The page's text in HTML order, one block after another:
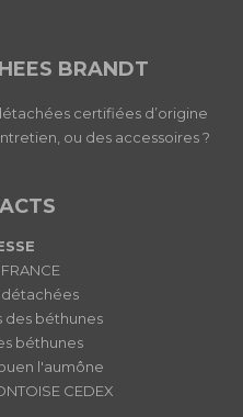
BRANDT
certifiées d’origine
ou des accessoires ?
des béthunes
béthunes
l'aumône
CEDEX